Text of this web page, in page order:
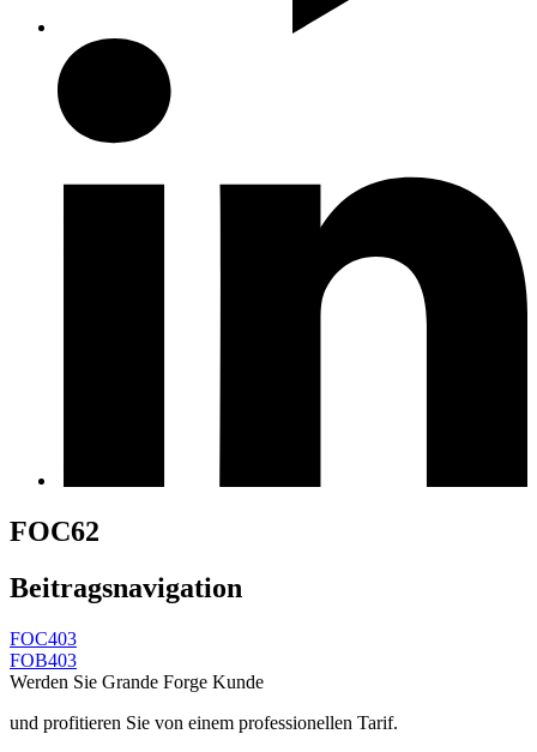
FOC62
Beitragsnavigation
FOC403
FOB403
Werden Sie Grande Forge Kunde
und profitieren Sie von einem professionellen Tarif.